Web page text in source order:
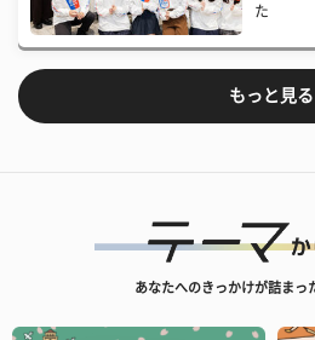
た
もっと見る
あなたへのきっかけが詰まっ